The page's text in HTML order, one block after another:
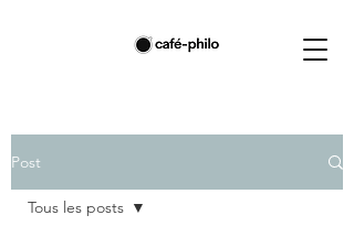
Post
Tous les posts